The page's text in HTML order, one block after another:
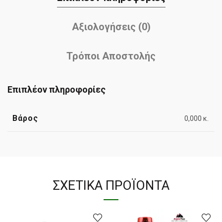
Αξιολογήσεις (0)
Τρόποι Αποστολής
Επιπλέον πληροφορίες
Βάρος 0,000 κ.
ΣΧΕΤΙΚΆ ΠΡΟΪΌΝΤΑ